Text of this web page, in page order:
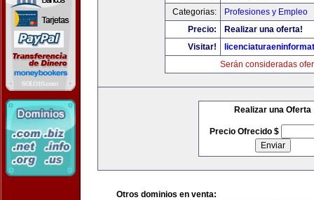
Categorias:
Profesiones y Empleo
Precio:
Realizar una oferta!
Visitar!
Serán consideradas
Realizar una Oferta
Precio Ofrecido $
Otros dominios en venta: